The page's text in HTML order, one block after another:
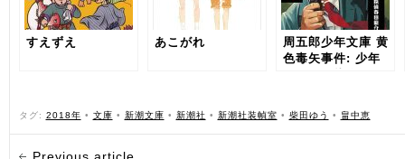
すえずえ あこがれ
周五郎少年文庫 黄
色毒矢事件: 少年
タグ: 2018年 • 文庫 • 新潮文庫 • 新潮社 • 新潮社装幀室 • 柴田ゆう • 畠中恵